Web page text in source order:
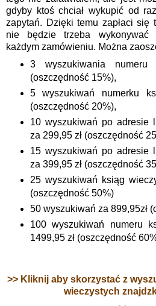
gdyby ktoś chciał wykupić od
zapytań. Dzięki temu zapłaci się
nie będzie trzeba wykonywać
każdym zamówieniu. Można
3 wyszukiwania
(oszczędność 15%),
5 wyszukiwań numerku
(oszczędność 20%),
10 wyszukiwań po adresie
za 299,95 zł (oszczędność
15 wyszukiwań po adresie
za 399,95 zł (oszczędność
25 wyszukiwań ksiąg
(oszczędność 50%)
50 wyszukiwań za 899,95zł
100 wyszukiwań numeru
1499,95 zł (oszczędność
>> Kliknij aby skorzystać z
wieczystych